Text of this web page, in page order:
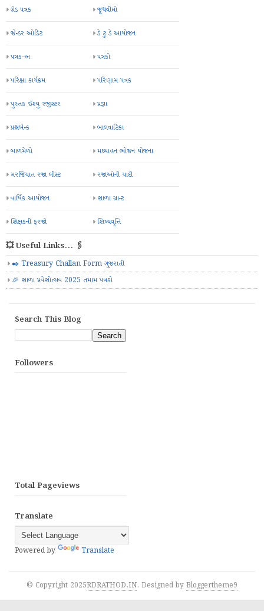
ગ્રેડ પત્રક જૂથવીમો
જેન્ડર ઓડિટ ડે ટુ ડે આયોજન
પત્રક-અ પત્રકો
પરિક્ષા કાર્યક્રમ પરિણામ પત્રક
પુસ્તક ઈશ્યુ રજીસ્ટર પ્રજ્ઞા
પ્રશ્નબેન્ક બાલવાટિકા
બાળમેળો મઘ્યાહન ભોજન યોજના
મરજિયાત રજા લીસ્ટ રજાઓની યાદી
વાર્ષિક આયોજન શાળા ગ્રાન્ટ
શિક્ષકની ફરજો શિષ્યવૃત્તિ
💥 Useful Links... 🖇️
✒️ Treasury Challan Form ગુજરાતી
🎉 શાળા પ્રવેશોત્સવ 2025 તમામ પત્રકો
Search This Blog
Followers
Total Pageviews
Translate
Powered by Translate
© Copyright 2025RDRATHOD.IN. Designed by Bloggertheme9